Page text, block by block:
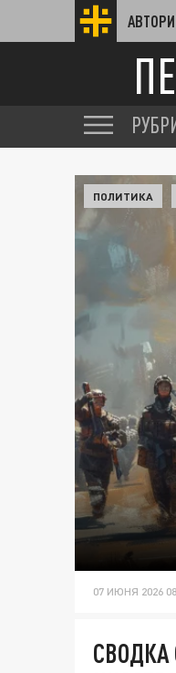
ПОЛИТИКА
07 ИЮНЯ 2026
СВОДКА